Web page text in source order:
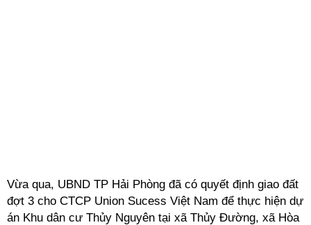
Vừa qua, UBND TP Hải Phòng đã có quyết định giao đất
đợt 3 cho CTCP Union Sucess Việt Nam để thực hiện dự
án Khu dân cư Thủy Nguyên tại xã Thủy Đường, xã Hòa